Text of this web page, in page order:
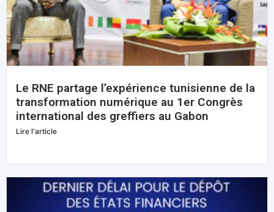
Le RNE partage l’expérience tunisienne de la
transformation numérique au 1er Congrès
international des greffiers au Gabon
Lire l'article